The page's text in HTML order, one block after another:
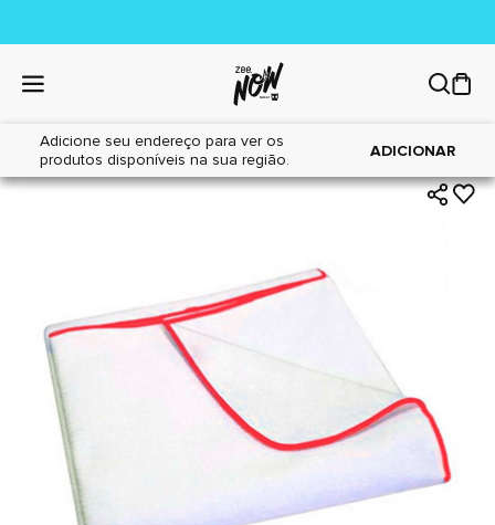
Adicione seu endereço para ver os
produtos disponíveis na sua região.
ADICIONAR
Home|Cães|Tapetes Higiênicos